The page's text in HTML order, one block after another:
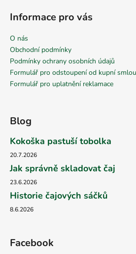
Informace pro vás
O nás
Obchodní podmínky
Podmínky ochrany osobních údajů
Formulář pro odstoupení od kupní
Formulář pro uplatnění reklamace
Blog
Kokoška pastuší tobolka
20.7.2026
Jak správně skladovat čaj
23.6.2026
Historie čajových sáčků
8.6.2026
Facebook